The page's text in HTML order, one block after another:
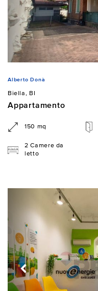
Alberto Donà
Biella, BI
Appartamento
150 mq
2 Camere da
letto